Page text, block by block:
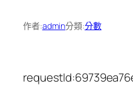
作者:admin分類:分數